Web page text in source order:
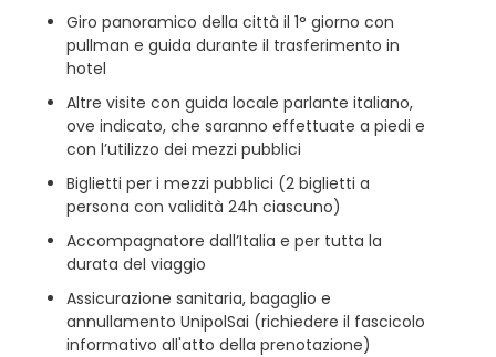
Giro panoramico della città il 1° giorno con
pullman e guida durante il trasferimento in
hotel
Altre visite con guida locale parlante italiano,
ove indicato, che saranno effettuate a piedi e
con l’utilizzo dei mezzi pubblici
Biglietti per i mezzi pubblici (2 biglietti a
persona con validità 24h ciascuno)
Accompagnatore dall’Italia e per tutta la
durata del viaggio
Assicurazione sanitaria, bagaglio e
annullamento UnipolSai (richiedere il fascicolo
informativo all'atto della prenotazione)